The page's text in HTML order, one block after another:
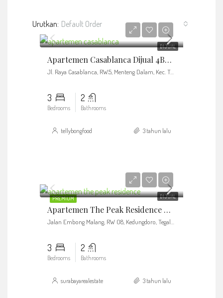
Urutkan: Default Order
DIJUAL
Apartemen Casablanca Dijual 4BR / 3BTR / 146 Sqm
Jl. Raya Casablanca, RW.5, Menteng Dalam, Kec. Tebet
3
Bedrooms
2
Bathrooms
tellybongfood 3 tahun lalu
PREMIUM DIJUAL
Apartemen The Peak Residence Kondisi Baru Furnished By Francis
3
Bedrooms
2
Bathrooms
surabayarealestate 3 tahun lalu